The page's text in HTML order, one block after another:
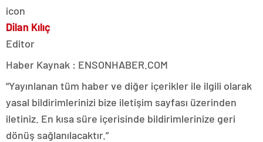
Dilan Kılıç
Editor
Haber Kaynak : ENSONHABER.COM
“Yayınlanan tüm haber ve diğer içerikler ile ilgili olarak
yasal bildirimlerinizi bize iletişim sayfası üzerinden
iletiniz. En kısa süre içerisinde bildirimlerinize geri
dönüş sağlanılacaktır.”